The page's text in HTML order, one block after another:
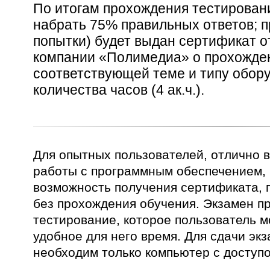
По итогам прохождения
набрать 75% правильных ответов;
попытки) будет выдан сертификат
компании «Полимедиа» о
соответствующей теме и типу
количества часов (4 ак.ч.).
Для опытных пользователей,
работы с программным обеспечением,
возможность получения сертификата,
без прохождения обучения. Экзамен
тестирование, которое пользователь
удобное для него время. Для сдачи
необходим только компьютер с